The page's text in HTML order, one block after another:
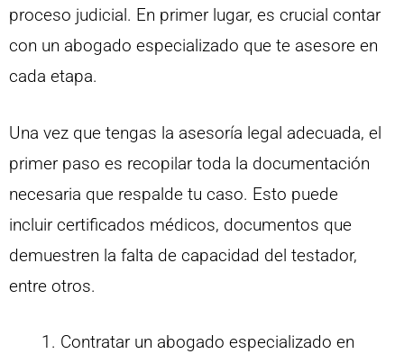
proceso judicial. En primer lugar, es crucial contar
con un abogado especializado que te asesore en
cada etapa.
Una vez que tengas la asesoría legal adecuada, el
primer paso es recopilar toda la documentación
necesaria que respalde tu caso. Esto puede
incluir certificados médicos, documentos que
demuestren la falta de capacidad del testador,
entre otros.
Contratar un abogado especializado en